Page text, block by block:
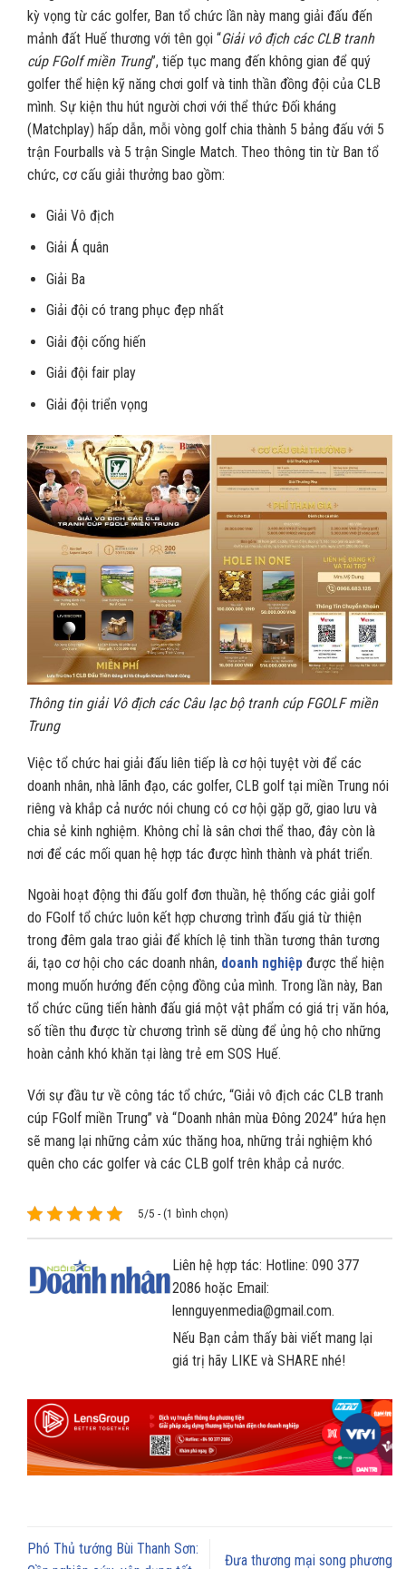
kỳ vọng từ các golfer, Ban tổ chức lần này mang giải đấu đến
mảnh đất Huế thương với tên gọi “Giải vô địch các CLB tranh
cúp FGolf miền Trung”, tiếp tục mang đến không gian để quý
golfer thể hiện kỹ năng chơi golf và tinh thần đồng đội của CLB
mình. Sự kiện thu hút người chơi với thể thức Đối kháng
(Matchplay) hấp dẫn, mỗi vòng golf chia thành 5 bảng đấu với 5
trận Fourballs và 5 trận Single Match. Theo thông tin từ Ban tổ
chức, cơ cấu giải thưởng bao gồm:
Giải Vô địch
Giải Á quân
Giải Ba
Giải đội có trang phục đẹp nhất
Giải đội cống hiến
Giải đội fair play
Giải đội triển vọng
Thông tin giải Vô địch các Câu lạc bộ tranh cúp FGOLF miền
Trung
Việc tổ chức hai giải đấu liên tiếp là cơ hội tuyệt vời để các
doanh nhân, nhà lãnh đạo, các golfer, CLB golf tại miền Trung nói
riêng và khắp cả nước nói chung có cơ hội gặp gỡ, giao lưu và
chia sẻ kinh nghiệm. Không chỉ là sân chơi thể thao, đây còn là
nơi để các mối quan hệ hợp tác được hình thành và phát triển.
Ngoài hoạt động thi đấu golf đơn thuần, hệ thống các giải golf
do FGolf tổ chức luôn kết hợp chương trình đấu giá từ thiện
trong đêm gala trao giải để khích lệ tinh thần tương thân tương
ái, tạo cơ hội cho các doanh nhân, doanh nghiệp được thể hiện
mong muốn hướng đến cộng đồng của mình. Trong lần này, Ban
tổ chức cũng tiến hành đấu giá một vật phẩm có giá trị văn hóa,
số tiền thu được từ chương trình sẽ dùng để ủng hộ cho những
hoàn cảnh khó khăn tại làng trẻ em SOS Huế.
Với sự đầu tư về công tác tổ chức, “Giải vô địch các CLB tranh
cúp FGolf miền Trung” và “Doanh nhân mùa Đông 2024” hứa hẹn
sẽ mang lại những cảm xúc thăng hoa, những trải nghiệm khó
quên cho các golfer và các CLB golf trên khắp cả nước.
5/5 - (1 bình chọn)
Liên hệ hợp tác: Hotline: 090 377
2086 hoặc Email:
lennguyenmedia@gmail.com.
Nếu Bạn cảm thấy bài viết mang lại
giá trị hãy LIKE và SHARE nhé!
Phó Thủ tướng Bùi Thanh Sơn:
Đưa thương mại song phương